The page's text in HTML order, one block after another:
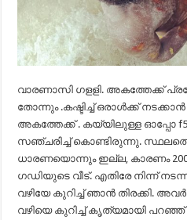
വാരണാസി ഗളളി. അകത്തേക്ക്
തോന്നും .കഷ്ടിച്ച് ഒരാൾക്ക്
അകത്തേക്ക് . കയ്യിലുള്ള ഓപ്പോ f5
സഞ്ചരിച്ച് കൊണ്ടിരുന്നു.
ധാരണയൊന്നും ഇല്ല, കാരണം 200
ഗഡിയുടെ വീട്. എതിരേ നിന്ന്
വഴിയേ കുറിച്ച് ഞാൻ തിരക്കി.
വഴിയെ കുറിച്ച് കൃത്യമായി